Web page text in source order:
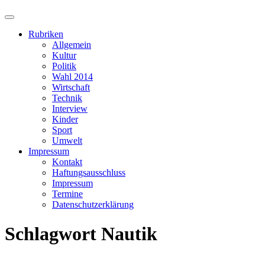
Suchfeld
ein-/ausblenden
Rubriken
Allgemein
Kultur
Politik
Wahl 2014
Wirtschaft
Technik
Interview
Kinder
Sport
Umwelt
Impressum
Kontakt
Haftungsausschluss
Impressum
Termine
Datenschutzerklärung
Schlagwort Nautik